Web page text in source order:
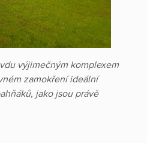
výjimečným komplexem
zamokření ideální
jako jsou právě